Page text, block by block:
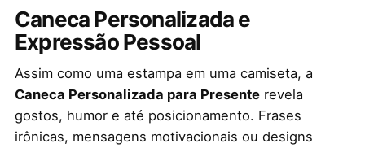
Caneca Personalizada e
Expressão Pessoal
Assim como uma estampa em uma camiseta, a
Caneca Personalizada para Presenterevela
gostos, humor e até posicionamento. Frases
irônicas, mensagens motivacionais ou designs